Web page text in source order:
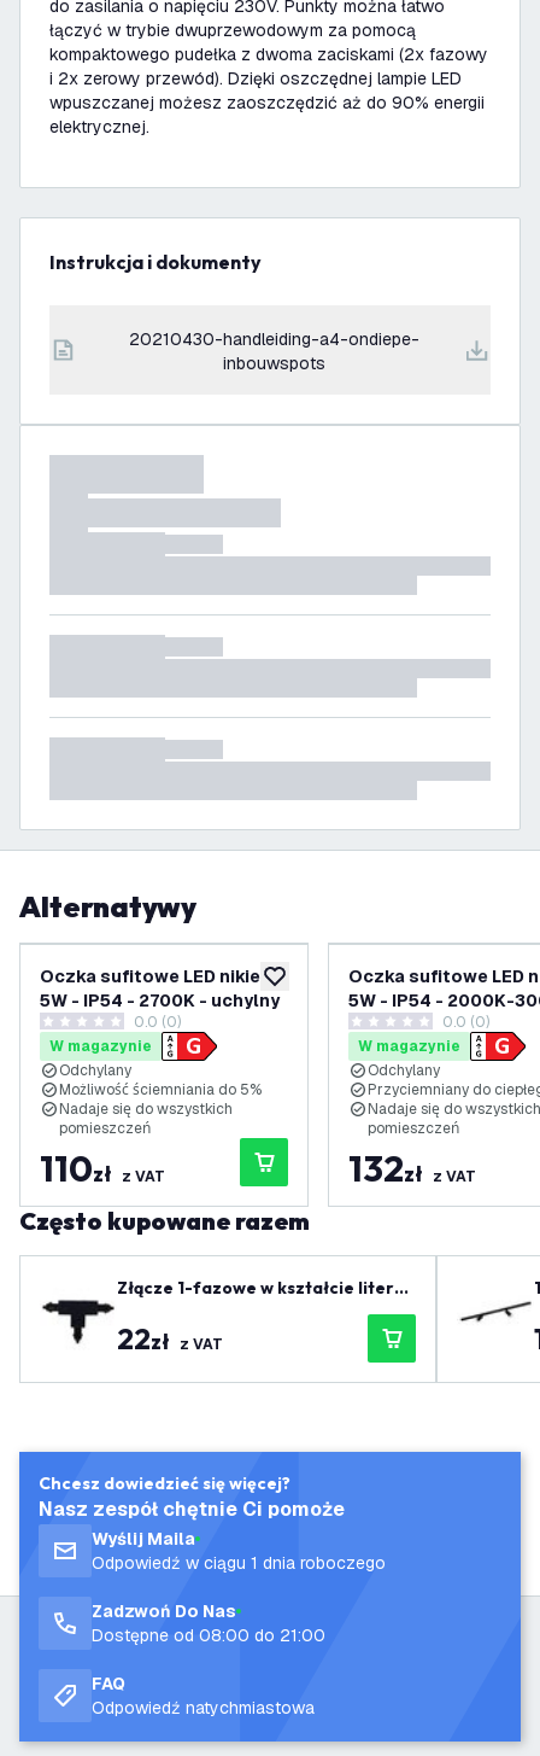
do zasilania o napięciu 230V. Punkty można łatwo
łączyć w trybie dwuprzewodowym za pomocą
kompaktowego pudełka z dwoma zaciskami (2x fazowy
i 2x zerowy przewód). Dzięki oszczędnej lampie LED
wpuszczanej możesz zaoszczędzić aż do 90% energii
elektrycznej.
Instrukcja i dokumenty
20210430-handleiding-a4-ondiepe-
inbouwspots
Alternatywy
dodaj do listy życzeń
Oczka sufitowe LED nikiel -
5W - IP54 - 2700K - uchylny
0 Gwiazdki oceny
0.0 (0)
W magazynie
Odchylany
Możliwość ściemniania do 5%
Nadaje się do wszystkich
pomieszczeń
110zł z VAT
Oczka sufitowe LED
5W - IP54 - 2000K-
uchylny
0 Gwiazdki oceny
0.0 (0)
W magazynie
Odchylany
Przyciemniany do
Nadaje się do wszystkich
pomieszczeń
132zł z VAT
Często kupowane razem
Złącze 1-fazowe w kształcie litery
22zł z VAT
Chcesz dowiedzieć się więcej?
Nasz zespół chętnie Ci pomoże
Wyślij Maila
Odpowiedź w ciągu 1 dnia roboczego
Zadzwoń Do Nas
Dostępne od 08:00 do 21:00
FAQ
Odpowiedź natychmiastowa